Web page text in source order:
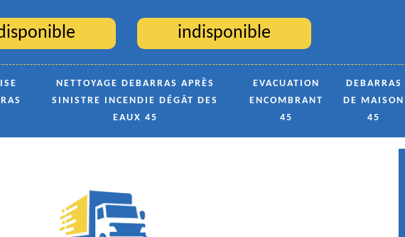
indisponible
NETTOYAGE DEBARRAS APRÈS
SINISTRE INCENDIE DÉGÂT DES
EAUX 45
EVACUATION
ENCOMBRANT
45
DEBARRAS
DE MAISON
45